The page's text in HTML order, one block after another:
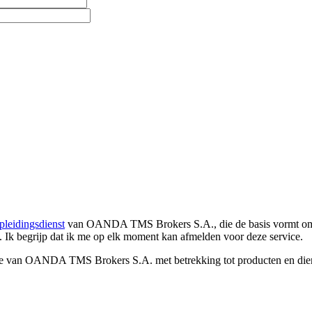
van OANDA TMS Brokers S.A., die de basis vormt
Ik begrijp dat ik me op elk moment kan afmelden voor deze service.
OANDA TMS Brokers S.A. met betrekking tot producten en